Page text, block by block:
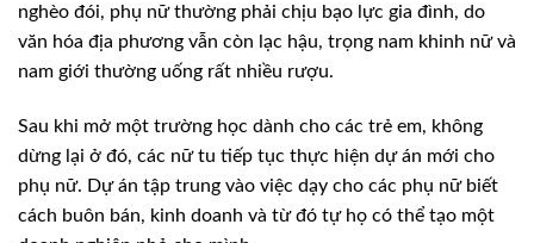
nghèo đói, phụ nữ thường phải chịu bạo lực gia đình, do
văn hóa địa phương vẫn còn lạc hậu, trọng nam khinh nữ và
nam giới thường uống rất nhiều rượu.
Sau khi mở một trường học dành cho các trẻ em, không
dừng lại ở đó, các nữ tu tiếp tục thực hiện dự án mới cho
phụ nữ. Dự án tập trung vào việc dạy cho các phụ nữ biết
cách buôn bán, kinh doanh và từ đó tự họ có thể tạo một